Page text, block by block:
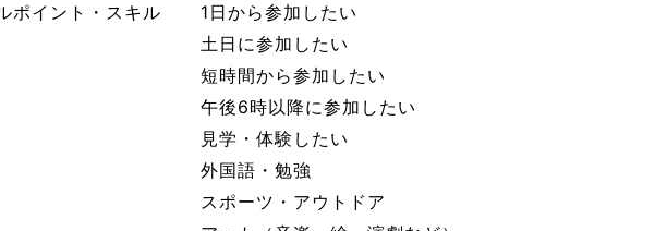
ポイント・スキル
1日から参加したい
土日に参加したい
短時間から参加したい
午後6時以降に参加したい
見学・体験したい
外国語・勉強
スポーツ・アウトドア